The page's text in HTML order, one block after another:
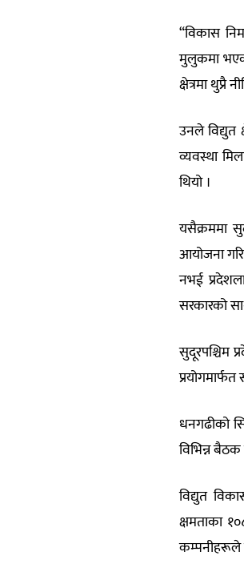
“विकास
मुलुकमा
क्षेत्रमा थुप्रै
उनले विद्युत
व्यवस्था
थियो ।
यसैक्रममा
आयोजना
नभई
सरकारको
सुदूरपश्चिम
धनगढीको
विभिन्न
विद्युत
क्षमताका
कम्पनीहरूले